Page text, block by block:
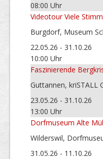
08:00 Uhr
Videotour Viele
Burgdorf, Museum
22.05.26 - 31.10.26
10:00 Uhr
Faszinierende
Guttannen, kriSTALL
23.05.26 - 31.10.26
13:00 Uhr
Dorfmuseum Alte
Wilderswil,
31.05.26 - 11.10.26